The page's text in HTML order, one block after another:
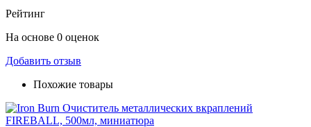
Рейтинг
На основе 0 оценок
Добавить отзыв
Похожие товары